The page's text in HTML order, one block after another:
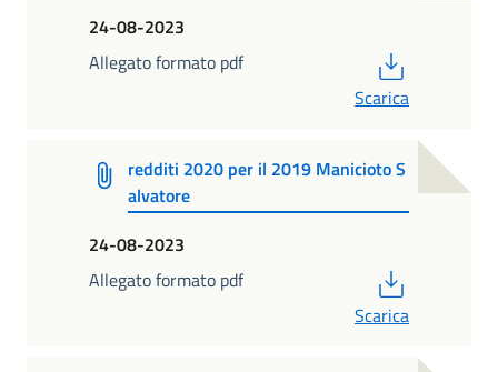
24-08-2023
Allegato formato pdf
Scarica
redditi 2020 per il 2019 Manicioto S
alvatore
24-08-2023
Allegato formato pdf
Scarica